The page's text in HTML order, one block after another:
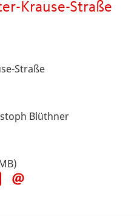
Krause-Straße
Straße
Blüthner
Teile
diese